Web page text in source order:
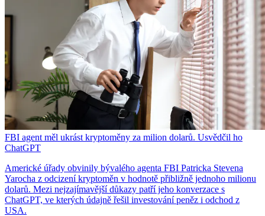
FBI agent měl ukrást kryptoměny za milion dolarů. Usvědčil ho
ChatGPT
Americké úřady obvinily bývalého agenta FBI Patricka Stevena
Yarocha z odcizení kryptoměn v hodnotě přibližně jednoho milionu
dolarů. Mezi nejzajímavější důkazy patří jeho konverzace s
ChatGPT, ve kterých údajně řešil investování peněz i odchod z
USA.